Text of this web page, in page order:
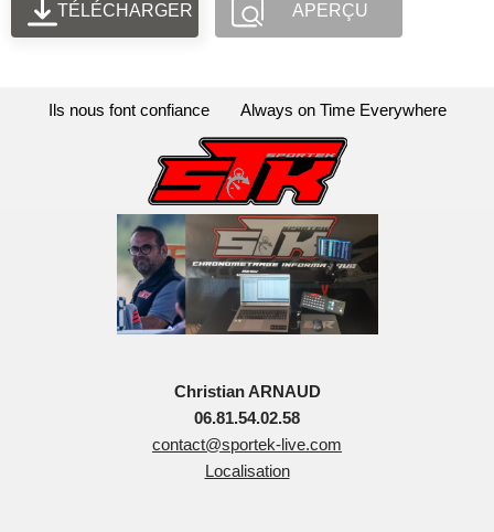
TÉLÉCHARGER APERÇU
Ils nous font confiance Always on Time Everywhere
Christian ARNAUD
06.81.54.02.58
contact@sportek-live.com
Localisation